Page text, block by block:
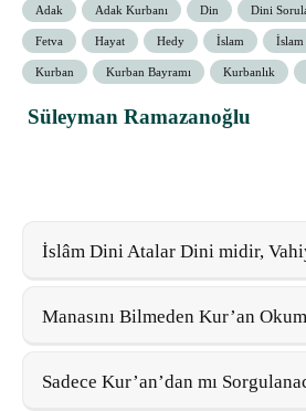
Adak Adak Kurbanı Din Dini
Fetva Hayat Hedy İslam
Kurban Kurban Bayramı Kurbanlık
Süleyman Ramazanoğlu
İslâm Dini Atalar Dini midir,
Manasını Bilmeden Kur’an
Sadece Kur’an’dan mı